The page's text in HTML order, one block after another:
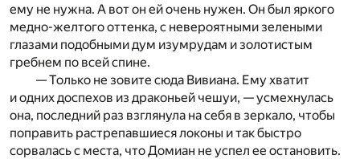
ему не нужна. А вот он ей очень нужен. Он был яркого
медно-желтого оттенка, с невероятными зелеными
глазами подобными дум изумрудам и золотистым
гребнем по всей спине.
— Только не зовите сюда Вивиана. Ему хватит
и одних доспехов из драконьей чешуи, — усмехнулась
она, последний раз взглянула на себя в зеркало, чтобы
поправить растрепавшиеся локоны и так быстро
сорвалась с места, что Домиан не успел ее остановить.